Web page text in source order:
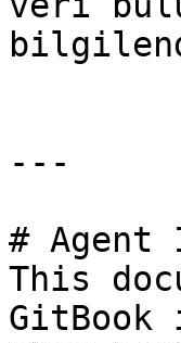
---
# Agent
This
GitBook